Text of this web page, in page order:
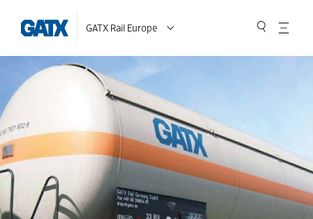
GATX Rail Europe